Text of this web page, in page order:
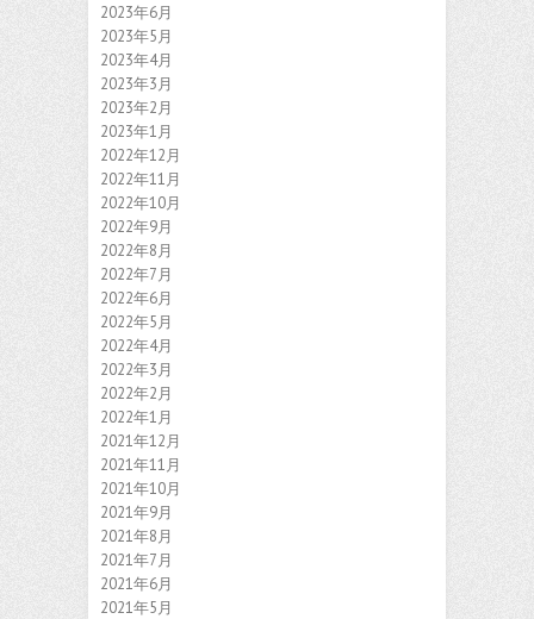
2023年6月
2023年5月
2023年4月
2023年3月
2023年2月
2023年1月
2022年12月
2022年11月
2022年10月
2022年9月
2022年8月
2022年7月
2022年6月
2022年5月
2022年4月
2022年3月
2022年2月
2022年1月
2021年12月
2021年11月
2021年10月
2021年9月
2021年8月
2021年7月
2021年6月
2021年5月